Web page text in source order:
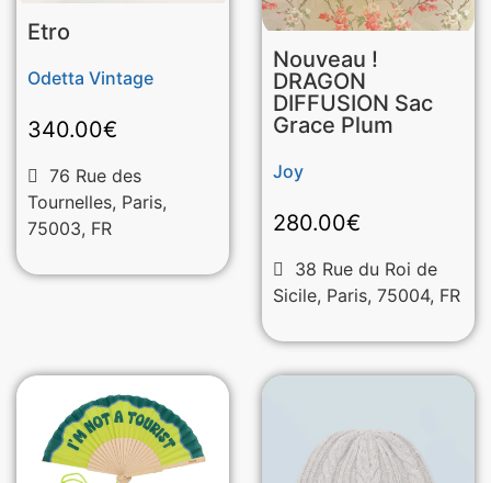
Etro
Odetta Vintage
340.00€
76 Rue des
Tournelles, Paris,
75003, FR
Nouveau !
DRAGON
DIFFUSION Sac
Grace Plum
Joy
280.00€
38 Rue du Roi de
Sicile, Paris, 75004, FR